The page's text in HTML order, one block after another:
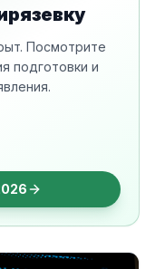
Посмотрите
подготовки и